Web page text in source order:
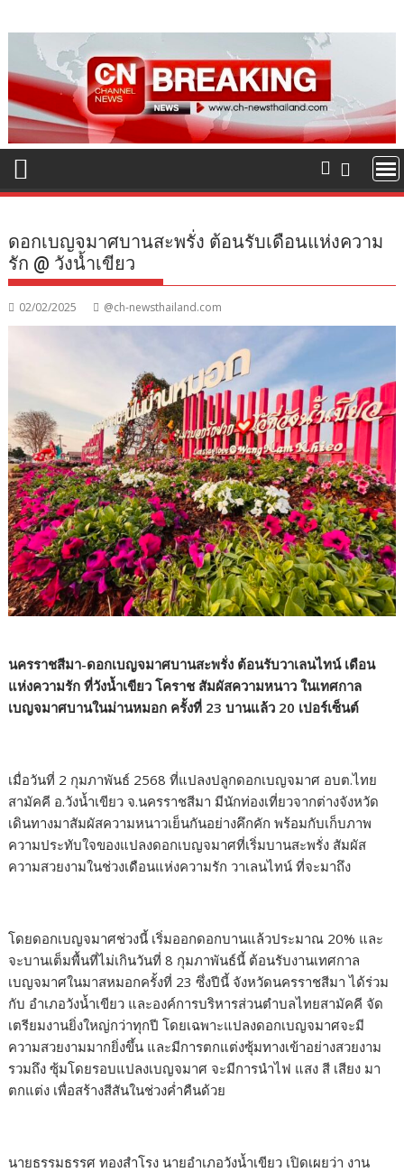
to
content
ดอกเบญจมาศบานสะพรั่ง ต้อนรับเดือนแห่งความ
รัก @ วังน้ำเขียว
02/02/2025 @ch-newsthailand.com
นครราชสีมา-ดอกเบญจมาศบานสะพรั่ง ต้อนรับวาเลนไทน์ เดือน
แห่งความรัก ที่วังน้ำเขียว โคราช สัมผัสความหนาว ในเทศกาล
เบญจมาศบานในม่านหมอก ครั้งที่ 23 บานแล้ว 20 เปอร์เซ็นต์
เมื่อวันที่ 2 กุมภาพันธ์ 2568 ที่แปลงปลูกดอกเบญจมาศ อบต.ไทย
สามัคคี อ.วังน้ำเขียว จ.นครราชสีมา มีนักท่องเที่ยวจากต่างจังหวัด
เดินทางมาสัมผัสความหนาวเย็นกันอย่างคึกคัก พร้อมกับเก็บภาพ
ความประทับใจของแปลงดอกเบญจมาศที่เริ่มบานสะพรั่ง สัมผัส
ความสวยงามในช่วงเดือนแห่งความรัก วาเลนไทน์ ที่จะมาถึง
โดยดอกเบญจมาศช่วงนี้ เริ่มออกดอกบานแล้วประมาณ 20% และ
จะบานเต็มพื้นที่ไม่เกินวันที่ 8 กุมภาพันธ์นี้ ต้อนรับงานเทศกาล
เบญจมาศในมาสหมอกครั้งที่ 23 ซึ่งปีนี้ จังหวัดนครราชสีมา ได้ร่วม
กับ อำเภอวังน้ำเขียว และองค์การบริหารส่วนตำบลไทยสามัคคี จัด
เตรียมงานยิ่งใหญ่กว่าทุกปี โดยเฉพาะแปลงดอกเบญจมาศจะมี
ความสวยงามมากยิ่งขึ้น และมีการตกแต่งซุ้มทางเข้าอย่างสวยงาม
รวมถึง ซุ้มโดยรอบแปลงเบญจมาศ จะมีการนำไฟ แสง สี เสียง มา
ตกแต่ง เพื่อสร้างสีสันในช่วงค่ำคืนด้วย
นายธรรมธรรศ ทองสำโรง นายอำเภอวังน้ำเขียว เปิดเผยว่า งาน